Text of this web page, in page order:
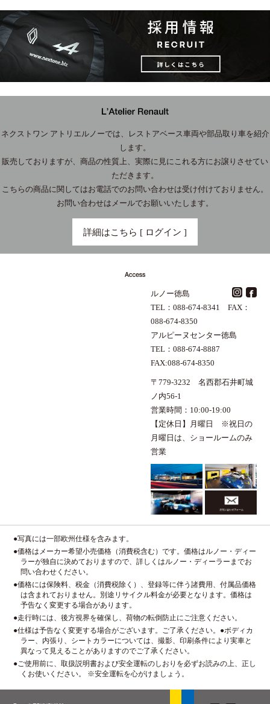
2026.02.25
2026.02.25
ネクストワン アトリエルノーでは、レストアベース車両や部品取り車を紹介
します。
販売しておりますが、商品の性質上、実際に見にこれる方にお譲りさせてい
ただきます。
こちらの商品に関してはお電話でのお問い合わせは受け付けておりません。
お問い合わせはメールでお願いいたします。
詳細はこちら [ ログイン ]
ルノー徳島
TEL：088-674-8341 FAX：
088-674-8350
アルピーヌセンター徳島
TEL：088-674-8887
FAX:088-674-8350
〒779-3232 名西郡石井町城
ノ内56-1
営業時間：10:00-19:00
【定休日】月曜日 ※祝日の
月曜日は、ショールームのみ
営業
●写真には一部欧州仕様を含みます。
●価格はメーカー希望小売価格（消費税含む）です。価格はルノー・ディー
ラーが独自に決めておりますので、詳しくはルノー・ディーラーまでお
問い合わせください。
●価格には保険料、税金（消費税除く）、登録等に伴う諸費用、付属品価格
は含まれておりません。別途リサイクル料金が必要となります。価格は
予告なく変更する場合があります。
●走行時には、後方視界を確保し、荷物の転倒防止にご注意ください。
●仕様は予告なく変更する場合がございます。ご了承ください。●ボディカ
ラー、内張り、シートカラーについては、撮影、印刷条件により実車と
異なって見えることがありますのでご了承ください。
●ご使用前に、取扱説明書および安全運転のしおりを必ずお読みの上、正し
くお使いください。 ※安全運転を心がけましょう。